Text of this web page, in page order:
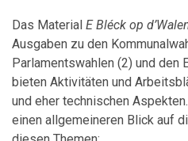
Das Material E Bléck op
Ausgaben zu den
Parlamentswahlen (2) und den
bieten Aktivitäten und
und eher technischen
einen allgemeineren Blick auf